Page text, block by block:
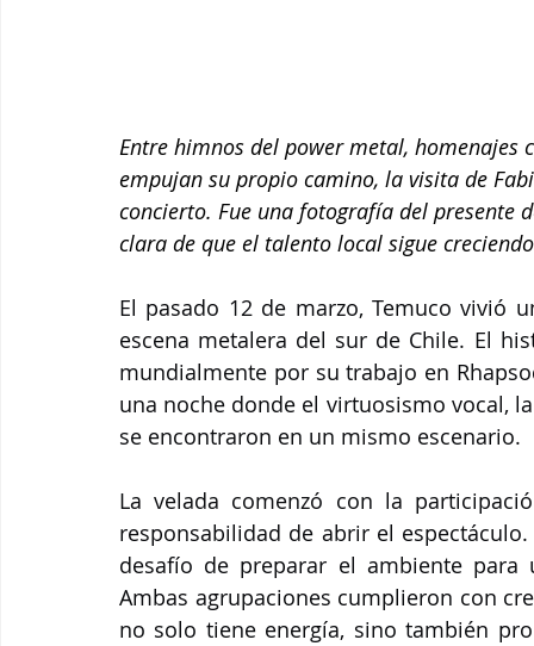
Entre himnos del power metal, homenajes
empujan su propio camino, la visita de
concierto. Fue una fotografía del presente
clara de que el talento local sigue
El pasado 12 de marzo, Temuco vivió
escena metalera del sur de Chile. El
mundialmente por su trabajo en
una noche donde el virtuosismo vocal,
se encontraron en un mismo escenario.
La velada comenzó con la
responsabilidad de abrir el
desafío de preparar el ambiente
Ambas agrupaciones cumplieron con
no solo tiene energía, sino también